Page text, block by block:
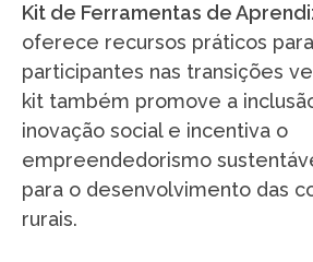
Kit de Ferramentas de
oferece recursos práticos
participantes nas transições
kit também promove a
inovação social e incentiva o
empreendedorismo
para o desenvolvimento das
rurais.